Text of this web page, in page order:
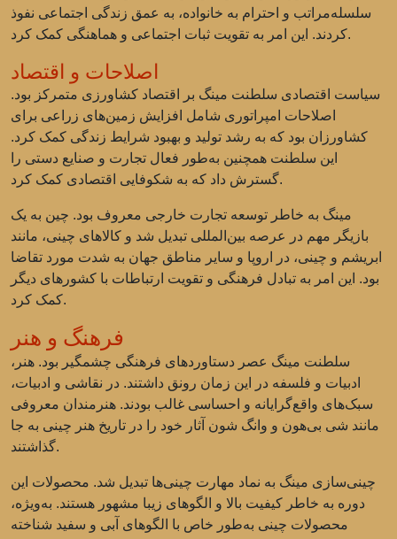
سلسله‌مراتب و احترام به خانواده، به عمق زندگی اجتماعی نفوذ
کردند. این امر به تقویت ثبات اجتماعی و هماهنگی کمک کرد.
اصلاحات و اقتصاد
سیاست اقتصادی سلطنت مینگ بر اقتصاد کشاورزی متمرکز بود.
اصلاحات امپراتوری شامل افزایش زمین‌های زراعی برای
کشاورزان بود که به رشد تولید و بهبود شرایط زندگی کمک کرد.
این سلطنت همچنین به‌طور فعال تجارت و صنایع دستی را
گسترش داد که به شکوفایی اقتصادی کمک کرد.
مینگ به خاطر توسعه تجارت خارجی معروف بود. چین به یک
بازیگر مهم در عرصه بین‌المللی تبدیل شد و کالاهای چینی، مانند
ابریشم و چینی، در اروپا و سایر مناطق جهان به شدت مورد تقاضا
بود. این امر به تبادل فرهنگی و تقویت ارتباطات با کشورهای دیگر
کمک کرد.
فرهنگ و هنر
سلطنت مینگ عصر دستاوردهای فرهنگی چشمگیر بود. هنر،
ادبیات و فلسفه در این زمان رونق داشتند. در نقاشی و ادبیات،
سبک‌های واقع‌گرایانه و احساسی غالب بودند. هنرمندان معروفی
مانند شی بی‌هون و وانگ شون آثار خود را در تاریخ هنر چینی به جا
گذاشتند.
چینی‌سازی مینگ به نماد مهارت چینی‌ها تبدیل شد. محصولات این
دوره به خاطر کیفیت بالا و الگوهای زیبا مشهور هستند. به‌ویژه،
محصولات چینی به‌طور خاص با الگوهای آبی و سفید شناخته